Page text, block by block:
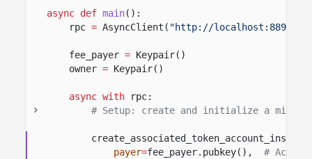
async def main():
rpc = AsyncClient( "http://localhost:8899"
fee_payer = Keypair()
owner = Keypair()
async with
rpc:
# Setup: create and initialize a mint
payer=fee_payer.pubkey(),
#